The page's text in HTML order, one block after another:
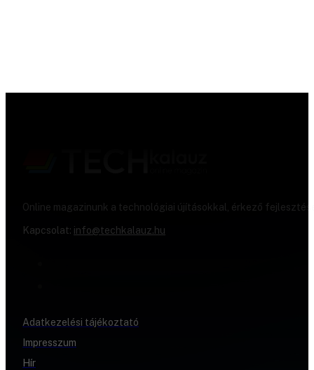
Online magazinunk a technológiai újításokkal, érkező
Kapcsolat: info@techkalauz.hu
Adatkezelési tájékoztató
Impresszum
Hír